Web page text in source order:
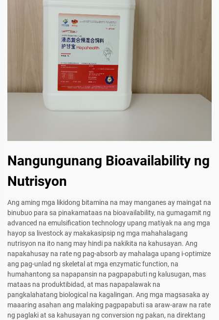
Nangungunang Bioavailability ng
Nutrisyon
Ang aming mga likidong bitamina na may manganes ay maingat na
binubuo para sa pinakamataas na bioavailability, na gumagamit ng
advanced na emulsification technology upang matiyak na ang mga
hayop sa livestock ay makakasipsip ng mga mahahalagang
nutrisyon na ito nang may hindi pa nakikita na kahusayan. Ang
napakahusay na rate ng pag-absorb ay mahalaga upang i-optimize
ang pag-unlad ng skeletal at mga enzymatic function, na
humahantong sa napapansin na pagpapabuti ng kalusugan, mas
mataas na produktibidad, at mas napapalawak na
pangkalahatang biological na kagalingan. Ang mga magsasaka ay
maaaring asahan ang malaking pagpapabuti sa araw-araw na rate
ng paglaki at sa kahusayan ng conversion ng pakan, na direktang